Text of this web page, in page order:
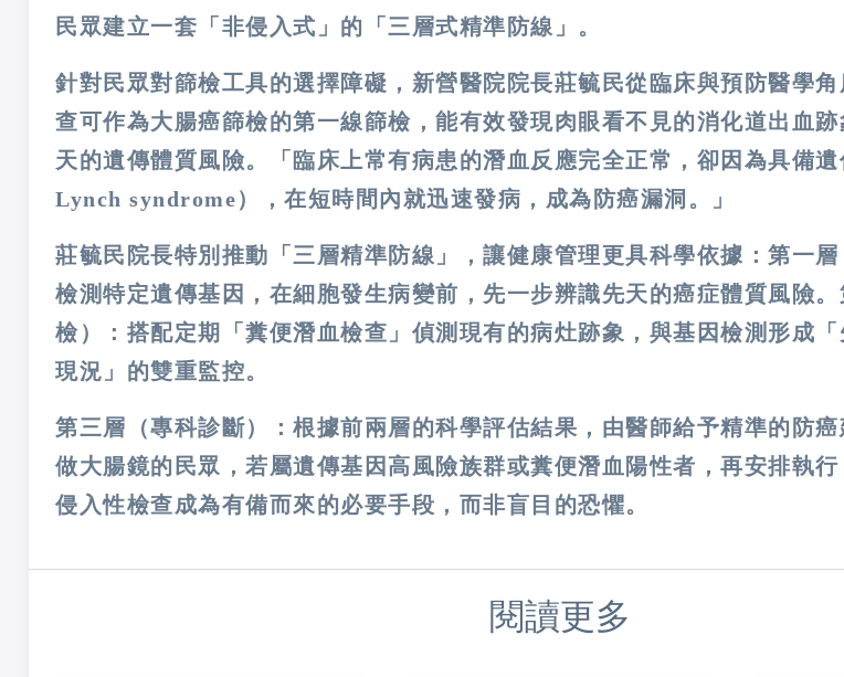
民眾建立一套「非侵入式」的「三層式精準防線」。
針對民眾對篩檢工具的選擇障礙，新營醫院院長莊毓民從臨床與預防醫學
查可作為大腸癌篩檢的第一線篩檢，能有效發現肉眼看不見的消化道出血
天的遺傳體質風險。「臨床上常有病患的潛血反應完全正常，卻因為具備
Lynch syndrome），在短時間內就迅速發病，成為防癌漏洞。」
莊毓民院長特別推動「三層精準防線」，讓健康管理更具科學依據：第一
檢測特定遺傳基因，在細胞發生病變前，先一步辨識先天的癌症體質風險
檢）：搭配定期「糞便潛血檢查」偵測現有的病灶跡象，與基因檢測形成
現況」的雙重監控。
第三層（專科診斷）：根據前兩層的科學評估結果，由醫師給予精準的防
做大腸鏡的民眾，若屬遺傳基因高風險族群或糞便潛血陽性者，再安排執
侵入性檢查成為有備而來的必要手段，而非盲目的恐懼。
閱讀更多